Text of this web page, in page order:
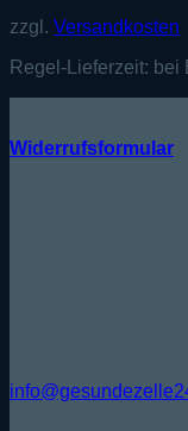
zzgl. Versandkosten
Regel-Lieferzeit: bei
Widerrufsformular